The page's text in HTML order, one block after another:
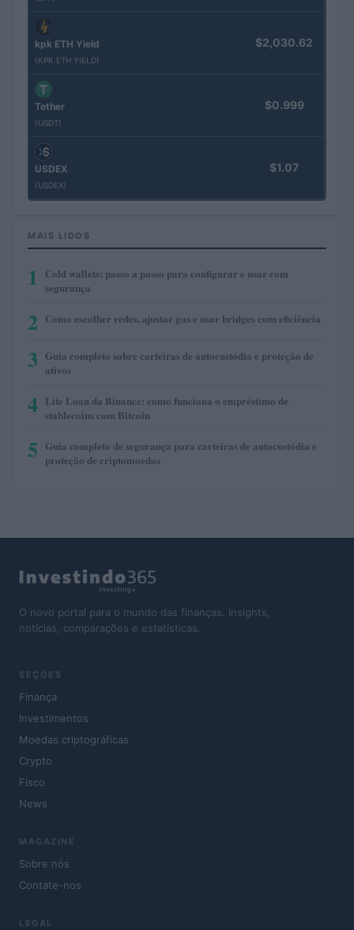
kpk ETH Yield
(KPK ETH YIELD)
$2,030.62
Tether
(USDT)
$0.999
USDEX
(USDEX)
$1.07
MAIS LIDOS
1
Cold wallets: passo a passo para configurar e usar com
segurança
2 Como escolher redes, ajustar gas e usar bridges com eficiência
3 Guia completo sobre carteiras de autocustódia e proteção de
ativos
4 Lite Loan da Binance: como funciona o empréstimo de
stablecoins com Bitcoin
5 Guia completo de segurança para carteiras de autocustódia e
proteção de criptomoedas
O novo portal para o mundo das finanças. Insights,
notícias, comparações e estatísticas.
SEÇÕES
Finança
Investimentos
Moedas criptográficas
Crypto
Fisco
News
MAGAZINE
Sobre nós
Contate-nos
LEGAL